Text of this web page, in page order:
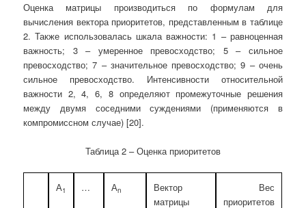
Оценка матрицы производиться по формулам для
вычисления вектора приоритетов, представленным в таблице
2. Также использовалась шкала важности: 1 – равноценная
важность; 3 – умеренное превосходство; 5 – сильное
превосходство; 7 – значительное превосходство; 9 – очень
сильное превосходство. Интенсивности относительной
важности 2, 4, 6, 8 определяют промежуточные решения
между двумя соседними суждениями (применяются в
компромиссном случае) [20].
Таблица 2 – Оценка приоритетов
А1 … Аn
Вектор
матрицы
Вес
приоритетов